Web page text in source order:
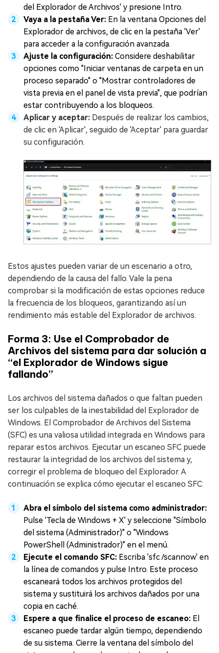
del Explorador de Archivos' y presione Intro.
Vaya a la pestaña Ver: En la ventana Opciones del
Explorador de archivos, de clic en la pestaña 'Ver'
para acceder a la configuración avanzada.
Ajuste la configuración: Considere deshabilitar
opciones como "Iniciar ventanas de carpeta en un
proceso separado" o "Mostrar controladores de
vista previa en el panel de vista previa", que podrían
estar contribuyendo a los bloqueos.
Aplicar y aceptar: Después de realizar los cambios,
de clic en 'Aplicar', seguido de 'Aceptar' para guardar
su configuración.
Estos ajustes pueden variar de un escenario a otro,
dependiendo de la causa del fallo. Vale la pena
comprobar si la modificación de estas opciones reduce
la frecuencia de los bloqueos, garantizando así un
rendimiento más estable del Explorador de archivos.
Forma 3: Use el Comprobador de
Archivos del sistema para dar solución a
“el Explorador de Windows sigue
fallando”
Los archivos del sistema dañados o que faltan pueden
ser los culpables de la inestabilidad del Explorador de
Windows. El Comprobador de Archivos del Sistema
(SFC) es una valiosa utilidad integrada en Windows para
reparar estos archivos. Ejecutar un escaneo SFC puede
restaurar la integridad de los archivos del sistema y,
corregir el problema de bloqueo del Explorador. A
continuación se explica cómo ejecutar el escaneo SFC:
Abra el símbolo del sistema como administrador:
Pulse 'Tecla de Windows + X' y seleccione "Símbolo
del sistema (Administrador)" o "Windows
PowerShell (Administrador)" en el menú.
Ejecute el comando SFC: Escriba 'sfc /scannow' en
la línea de comandos y pulse Intro. Este proceso
escaneará todos los archivos protegidos del
sistema y sustituirá los archivos dañados por una
copia en caché.
Espere a que finalice el proceso de escaneo: El
escaneo puede tardar algún tiempo, dependiendo
de su sistema. Cierre la ventana del símbolo del